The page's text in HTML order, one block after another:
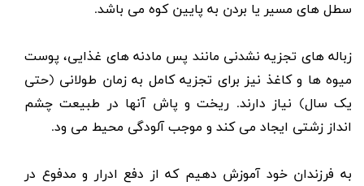
سطل های مسیر یا بردن به پایین کوه می باشد.
زباله های تجزیه نشدنی مانند پس مادنه های غذایی، پوست
میوه ها و کاغذ نیز برای تجزیه کامل به زمان طولانی (حتی
یک سال) نیاز دارند. ریخت و پاش آنها در طبیعت چشم
انداز زشتی ایجاد می کند و موجب آلودگی محیط می ود.
به فرزندان خود آموزش دهیم که از دفع ادرار و مدفوع در